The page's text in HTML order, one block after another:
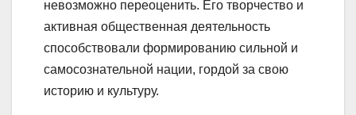
невозможно переоценить. Его творчество и
активная общественная деятельность
способствовали формированию сильной и
самосознательной нации, гордой за свою
историю и культуру.